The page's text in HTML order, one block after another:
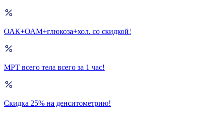
ОАК+ОАМ+глюкоза+хол. со скидкой!
МРТ всего тела всего за 1 час!
Скидка 25% на денситометрию!